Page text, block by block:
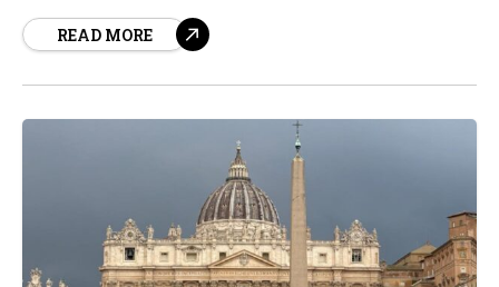
que tuvo lugar el 29 de julio, marca un nuevo paso en el
READ MORE